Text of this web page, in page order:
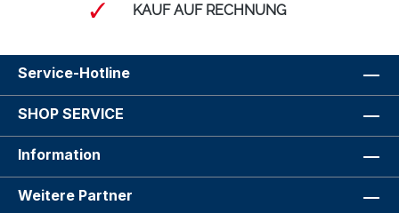
KAUF AUF RECHNUNG
Service-Hotline
SHOP SERVICE
Information
Weitere Partner